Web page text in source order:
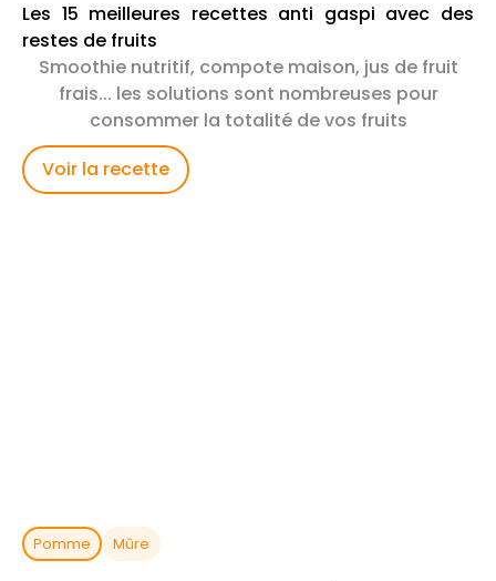
Les 15 meilleures recettes anti gaspi avec des
restes de fruits
Smoothie nutritif, compote maison, jus de fruit
frais... les solutions sont nombreuses pour
consommer la totalité de vos fruits
Voir la recette
Pomme Mûre